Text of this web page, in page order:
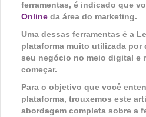
ferramentas, é indicado que
Online da área do marketing.
Uma dessas ferramentas é a
plataforma muito utilizada por
seu negócio no meio digital e
começar.
Para o objetivo que você
plataforma, trouxemos este
abordagem completa sobre a